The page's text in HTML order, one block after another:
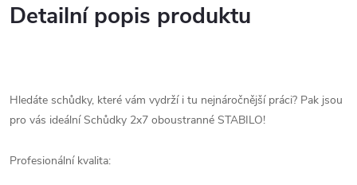
Detailní popis produktu
Hledáte schůdky, které vám vydrží i tu nejnáročnější práci? Pak jsou
pro vás ideální Schůdky 2x7 oboustranné STABILO!
Profesionální kvalita: